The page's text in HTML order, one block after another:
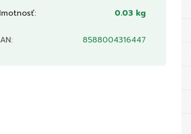
: 0.03 kg
: 8588004316447